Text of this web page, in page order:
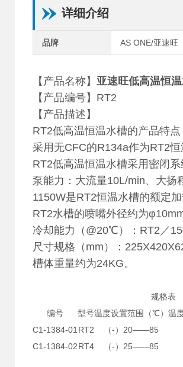
详细介绍
品牌 AS ONE/亚速旺
【产品名称】 亚速旺低高温恒
【产品编号】RT2
【产品描述】
RT2低高温恒温水槽的产品特点
采用无CFC的R134a作为RT2
RT2低高温恒温水槽采用密闭系
泵能力：大流量10L/min、大扬
1150W是RT2恒温水槽的额定加
RT2水槽的喷嘴外径约为φ10mm
冷却能力（@20℃）：RT2／
尺寸规格（mm）：
槽体重量约为24KG。
规格表
编号
型号温度设置范围（℃） 温
C1-1384-01 RT2 （-）20——85
C1-1384-02RT4 （-）25——85